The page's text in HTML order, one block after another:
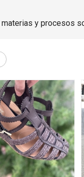
y procesos